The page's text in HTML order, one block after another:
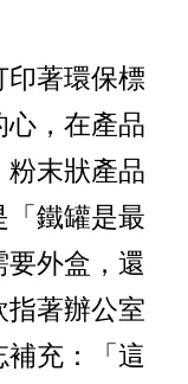
印著環保標
心，在產品
粉末狀產品
「鐵罐是最
外盒，還
指著辦公室
充：「這